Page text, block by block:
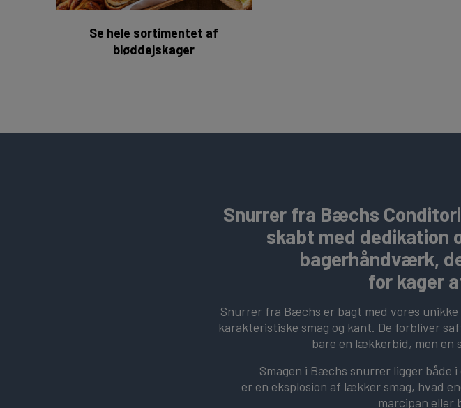
Se hele sortimentet af
bløddejskager
Snurrer fra Bæchs
skabt med dedikation
bagerhåndværk,
for kager
Snurrer fra Bæchs er bagt med vores
karakteristiske smag og kant. De forbliver
bare en lækkerbid, men en
Smagen i Bæchs snurrer ligger både
er en eksplosion af lækker smag, hvad
marcipan eller